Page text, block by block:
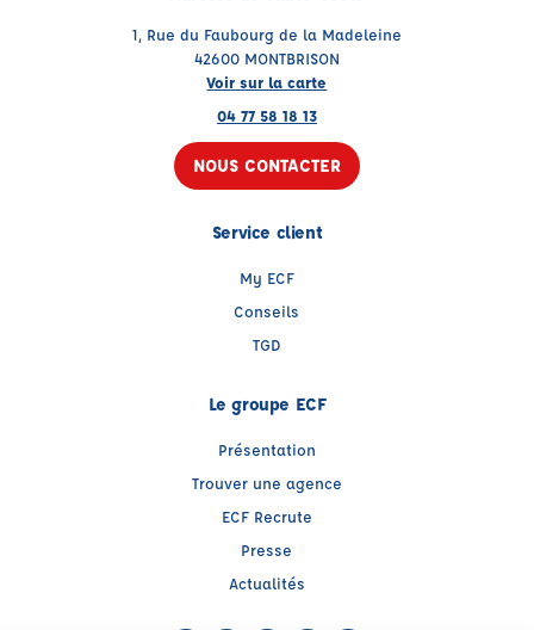
1, Rue du Faubourg de la Madeleine
42600 MONTBRISON
Voir sur la carte
04 77 58 18 13
NOUS CONTACTER
Service client
My ECF
Conseils
TGD
Le groupe ECF
Présentation
Trouver une agence
ECF Recrute
Presse
Actualités